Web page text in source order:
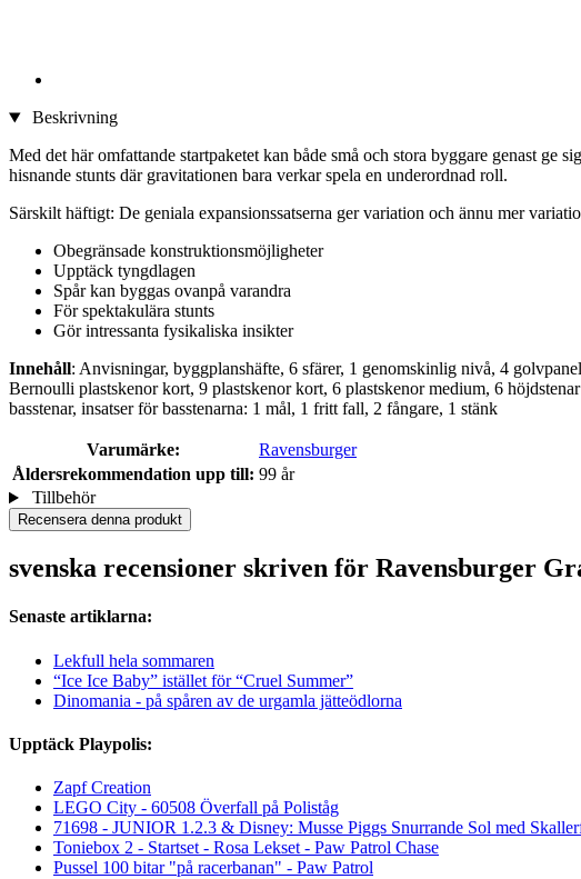
Beskrivning
Med det här omfattande startpaketet kan både små och stora byggare genast ge
hisnande stunts där gravitationen bara verkar spela en underordnad roll.
Särskilt häftigt: De geniala expansionssatserna ger variation och ännu mer
Obegränsade konstruktionsmöjligheter
Upptäck tyngdlagen
Spår kan byggas ovanpå varandra
För spektakulära stunts
Gör intressanta fysikaliska insikter
Innehåll: Anvisningar, byggplanshäfte, 6 sfärer, 1 genomskinlig nivå, 4
Bernoulli plastskenor kort, 9 plastskenor kort, 6 plastskenor medium, 6
basstenar, insatser för basstenarna: 1 mål, 1 fritt fall, 2 fångare, 1 stänk
Varumärke:
Ravensburger
Åldersrekommendation upp till: 99 år
Tillbehör
Recensera denna produkt
svenska recensioner skriven för Ravensburger
Senaste artiklarna:
Lekfull hela sommaren
“Ice Ice Baby” istället för “Cruel Summer”
Dinomania - på spåren av de urgamla jätteödlorna
Upptäck Playpolis:
Zapf Creation
LEGO City - 60508 Överfall på Poliståg
71698 - JUNIOR 1.2.3 & Disney: Musse Piggs Snurrande Sol med
Toniebox 2 - Startset - Rosa Lekset - Paw Patrol Chase
Pussel 100 bitar "på racerbanan" - Paw Patrol